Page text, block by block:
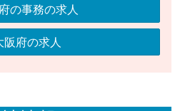
の事務の求人
阪府の求人